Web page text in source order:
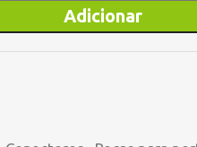
Adicionar